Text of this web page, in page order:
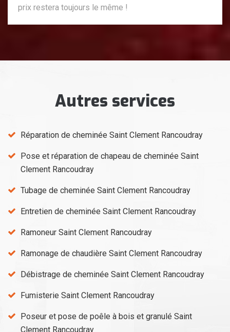
prix restera toujours le même !
Autres services
Réparation de cheminée Saint Clement Rancoudray
Pose et réparation de chapeau de cheminée Saint
Clement Rancoudray
Tubage de cheminée Saint Clement Rancoudray
Entretien de cheminée Saint Clement Rancoudray
Ramoneur Saint Clement Rancoudray
Ramonage de chaudière Saint Clement Rancoudray
Débistrage de cheminée Saint Clement Rancoudray
Fumisterie Saint Clement Rancoudray
Poseur et pose de poêle à bois et granulé Saint
Clement Rancoudray